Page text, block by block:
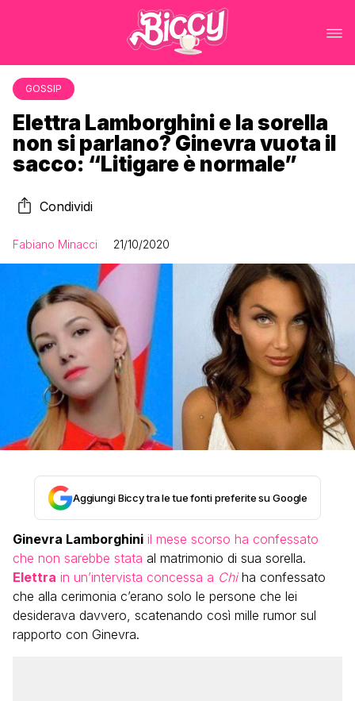
GOSSIP
Elettra Lamborghini e la sorella
non si parlano? Ginevra vuota il
sacco: “Litigare è normale”
Condividi
Fabiano Minacci 21/10/2020
Aggiungi Biccy tra le tue fonti preferite su Google
Ginevra Lamborghini il mese scorso ha confessato
che non sarebbe stata al matrimonio di sua sorella.
Elettra in un’intervista concessa a Chiha confessato
che alla cerimonia c’erano solo le persone che lei
desiderava davvero, scatenando così mille rumor sul
rapporto con Ginevra.